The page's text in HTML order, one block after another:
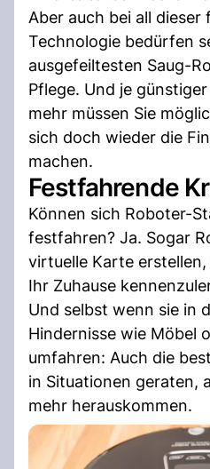
Aber auch bei all
Technologie bedürfen
ausgefeiltesten Saug-
Pflege. Und je
mehr müssen Sie
sich doch wieder die
machen.
Festfahrende
Können sich Roboter-
festfahren? Ja. Sogar
virtuelle Karte
Ihr Zuhause
Und selbst wenn sie in
Hindernisse wie Möbel
umfahren: Auch die
in Situationen geraten,
mehr herauskommen.